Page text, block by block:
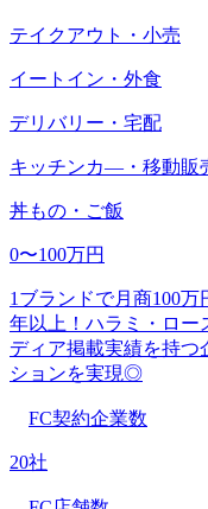
テイクアウト・小売
イートイン・外食
デリバリー・宅配
キッチンカ―・移動販
丼もの・ご飯
0〜100万円
1ブランドで月商100
年以上！ハラミ・ロー
ディア掲載実績を持つ
ションを実現◎
FC契約企業数
20社